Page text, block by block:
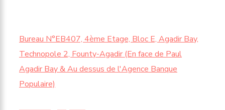
Bureau N°EB407, 4ème Etage, Bloc E, Agadir Bay,
Technopole 2, Founty-Agadir (En face de Paul
Agadir Bay & Au dessus de l'Agence Banque
Populaire)